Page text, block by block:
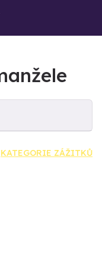
KATEGORIE ZÁŽITKŮ